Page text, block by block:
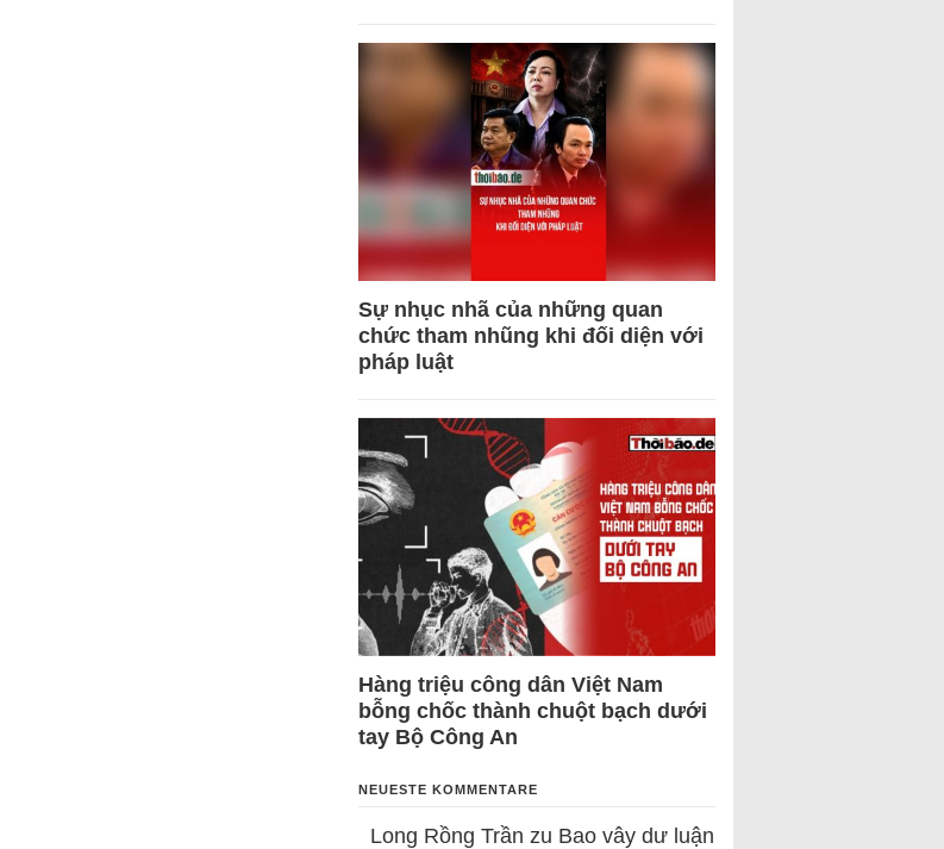
Sự nhục nhã của những quan
chức tham nhũng khi đối diện với
pháp luật
Hàng triệu công dân Việt Nam
bỗng chốc thành chuột bạch dưới
tay Bộ Công An
NEUESTE KOMMENTARE
Long Rồng Trần zu Bao vây dư luận